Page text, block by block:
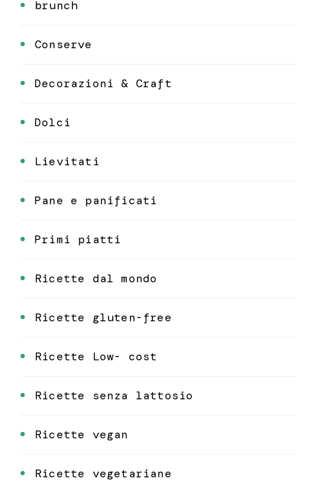
brunch
Conserve
Decorazioni & Craft
Dolci
Lievitati
Pane e panificati
Primi piatti
Ricette dal mondo
Ricette gluten-free
Ricette Low- cost
Ricette senza lattosio
Ricette vegan
Ricette vegetariane